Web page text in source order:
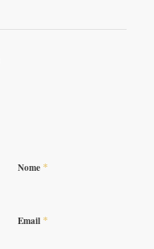
Nome *
Email *